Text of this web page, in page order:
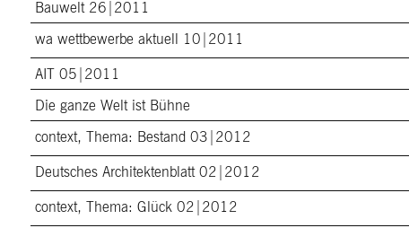
Bauwelt 26|2011
wa wettbewerbe aktuell 10|2011
AIT 05|2011
Die ganze Welt ist Bühne
context, Thema: Bestand 03|2012
Deutsches Architektenblatt 02|2012
context, Thema: Glück 02|2012